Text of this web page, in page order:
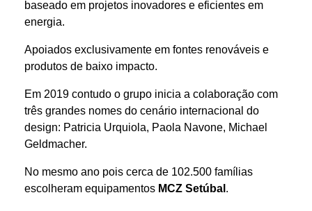
baseado em projetos inovadores e eficientes em
energia.
Apoiados exclusivamente em fontes renováveis e
produtos de baixo impacto.
Em 2019 contudo o grupo inicia a colaboração com
três grandes nomes do cenário internacional do
design: Patricia Urquiola, Paola Navone, Michael
Geldmacher.
No mesmo ano pois cerca de 102.500 famílias
escolheram equipamentos MCZ Setúbal .